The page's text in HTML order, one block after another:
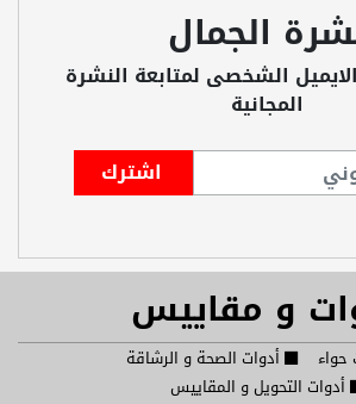
الجمال
الشخصى لمتابعة النشرة
المجانية
و مقاييس
حواء
أدوات الصحة و الرشاقة
أدوات التحويل و المقاييس